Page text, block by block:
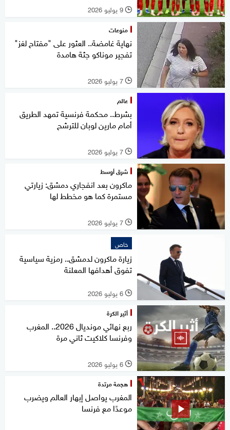
l 9 يوليو 2026
منوعات
نهاية غامضة.. العثور على "مفتاح لغز"
تفجير موناكو جثة هامدة
l 7 يوليو 2026
عالم
بشرط.. محكمة فرنسية تمهد الطريق
أمام مارين لوبان للترشح
l 7 يوليو 2026
شرق أوسط
ماكرون بعد انفجاري دمشق: زيارتي
مستمرة كما هو مخطط لها
l 7 يوليو 2026
خاص
زيارة ماكرون لدمشق.. رمزية سياسية
تفوق أهدافها المعلنة
l 6 يوليو 2026
أثير الكرة
ربع نهائي مونديال 2026.. المغرب
وفرنسا كلاكيت ثاني مرة
l 6 يوليو 2026
هجمة مرتدة
المغرب يواصل إبهار العالم ويضرب
موعدًا مع فرنسا